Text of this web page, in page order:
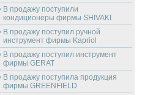
В продажу поступили
кондиционеры фирмы SHIVAKI
В продажу поступил ручной
инструмент фирмы Kapriol
В продажу поступил инструмент
фирмы GERAT
В продажу поступила продукция
фирмы GREENFIELD